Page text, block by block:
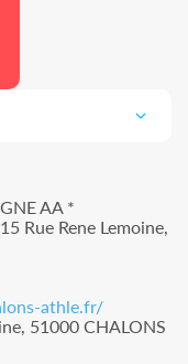
AA *
Rue Rene Lemoine,
athle.fr/
51000 CHALONS